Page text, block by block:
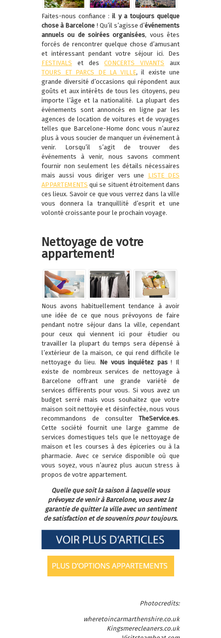
Faites-nous confiance :il y a toujours quelque
chose à Barcelone ! Qu’il s’agisse d’événements
annuels ou de soirées organisées, vous êtes
forcés de rencontrer quelque chose d’amusant
et intéressant pendant votre séjour ici. Des
FESTIVALS et desCONCERTS VIVANTS aux
TOURS ET PARCS DE LA VILLE, il existe une
grande diversité d’occasions qui répondent aux
goûts et aux intérêts de tous les citoyens, peu
importe l’âge et la nationalité. La plupart des
événements sont annoncés en ligne par les
agences de location de voitures et de voyages
telles que Barcelone-Home donc vous n’aurez
plus à vous soucier de manquer un événement à
venir. Lorsqu’il s’agit de trouver des
événements à venir, nous savons comment
fournir non seulement les détails nécessaires
mais aussi vous diriger vers une LISTE DES
APPARTEMENTS qui se situent étroitement dans
ces lieux. Savoir ce que vous verrez dans la ville
vous donnera la tranquillité d’esprit et une
volonté croissante pour le prochain voyage.
Nettoyage de votre
appartement!
Nous avons habituellement tendance à avoir
une idée de ce que nous prévoyons de faire
pendant notre séjour dans la ville, cependant
pour ceux qui viennent ici pour étudier ou
travailler la plupart du temps sera dépensé à
l’extérieur de la maison, ce qui rend difficile le
nettoyage du lieu. Ne vous inquiétez pas! Il
existe de nombreux services de nettoyage à
Barcelone offrant une grande variété de
services différents pour vous. Si vous avez un
budget serré mais vous souhaitez que votre
maison soit nettoyée et désinfectée, nous vous
recommandons de consulter TheService.es.
Cette société fournit une large gamme de
services domestiques tels que le nettoyage de
maison et les courses à des épiceries ou à la
pharmacie. Avec ce service disponible où que
vous soyez, vous n’aurez plus aucun stress à
propos de votre appartement.
Quelle que soit la saison à laquelle vous
prévoyez de venir à Barcelone, vous avez la
garantie de quitter la ville avec un sentiment
de satisfaction et de souvenirs pour toujours.
Photocredits:
wheretoincarmarthenshire.co.uk
Kingsmerecleaners.co.uk